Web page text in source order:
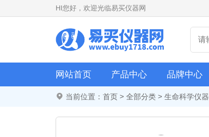
HI您好，欢迎光临易买仪器网
网站首页 产品中心 品牌中心
当前位置： 首页 > 全部分类 > 生命科学仪器